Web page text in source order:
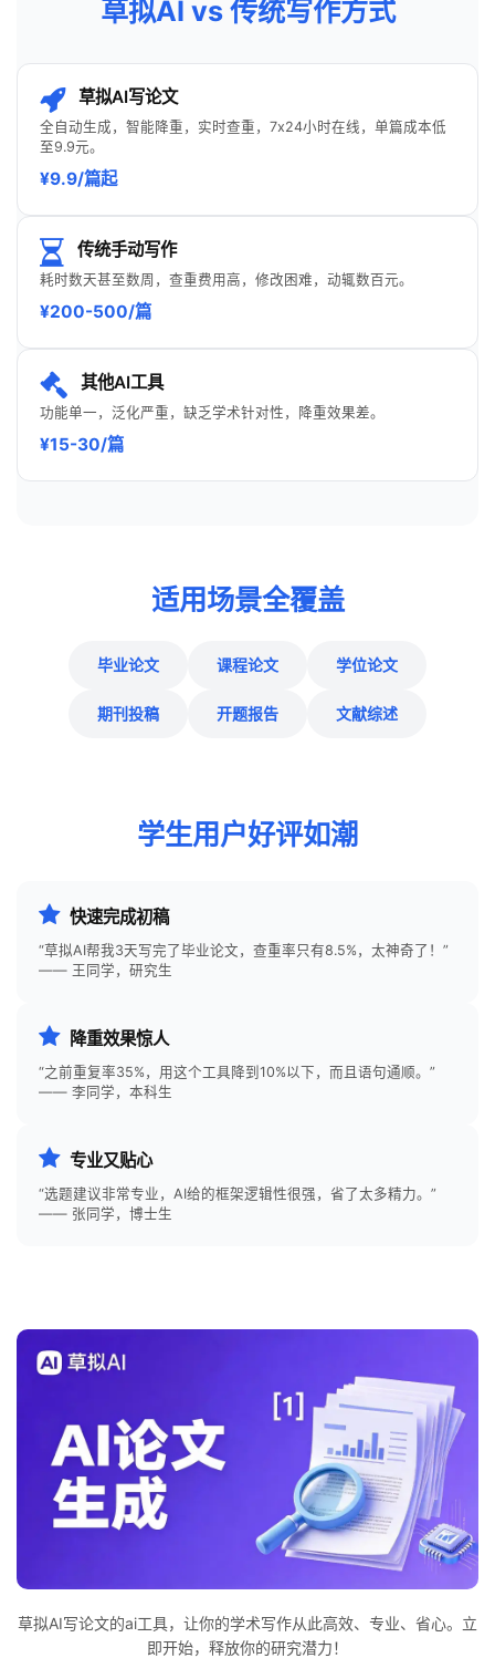
草拟AI vs 传统写作方式
草拟AI写论文
全自动生成，智能降重，实时查重，7x24小时在线，单篇成本低
至9.9元。
¥9.9/篇起
传统手动写作
耗时数天甚至数周，查重费用高，修改困难，动辄数百元。
¥200-500/篇
其他AI工具
功能单一，泛化严重，缺乏学术针对性，降重效果差。
¥15-30/篇
适用场景全覆盖
毕业论文 课程论文 学位论文
期刊投稿 开题报告 文献综述
学生用户好评如潮
快速完成初稿
“草拟AI帮我3天写完了毕业论文，查重率只有8.5%，太神奇了！”
—— 王同学，研究生
降重效果惊人
“之前重复率35%，用这个工具降到10%以下，而且语句通顺。”
—— 李同学，本科生
专业又贴心
“选题建议非常专业，AI给的框架逻辑性很强，省了太多精力。”
—— 张同学，博士生
草拟AI写论文的ai工具，让你的学术写作从此高效、专业、省心。立
即开始，释放你的研究潜力！